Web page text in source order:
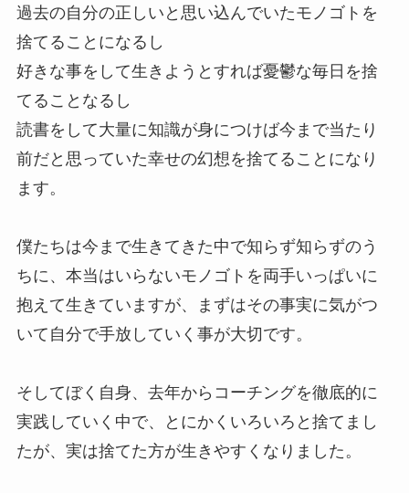
過去の自分の正しいと思い込んでいたモノゴトを
捨てることになるし
好きな事をして生きようとすれば憂鬱な毎日を捨
てることなるし
読書をして大量に知識が身につけば今まで当たり
前だと思っていた幸せの幻想を捨てることになり
ます。
僕たちは今まで生きてきた中で知らず知らずのう
ちに、本当はいらないモノゴトを両手いっぱいに
抱えて生きていますが、まずはその事実に気がつ
いて自分で手放していく事が大切です。
そしてぼく自身、去年からコーチングを徹底的に
実践していく中で、とにかくいろいろと捨てまし
たが、実は捨てた方が生きやすくなりました。